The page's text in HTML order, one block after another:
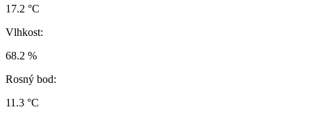
17.2 °C
Vlhkost:
68.2 %
Rosný bod:
11.3 °C